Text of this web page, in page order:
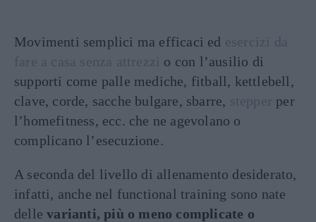
Movimenti semplici ma efficaci ed esercizi da
fare a casa senza attrezzi o con l’ausilio di
supporti come palle mediche, fitball, kettlebell,
clave, corde, sacche bulgare, sbarre, stepper per
l’homefitness, ecc. che ne agevolano o
complicano l’esecuzione.
A seconda del livello di allenamento desiderato,
infatti, anche nel functional training sono nate
dellevarianti, più o meno complicate o